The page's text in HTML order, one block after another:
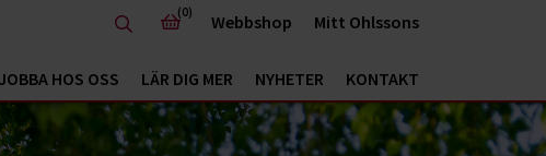
JOBBA HOS OSS LÄR DIG MER NYHETER KONTAKT
(0) Webbshop Mitt Ohlssons